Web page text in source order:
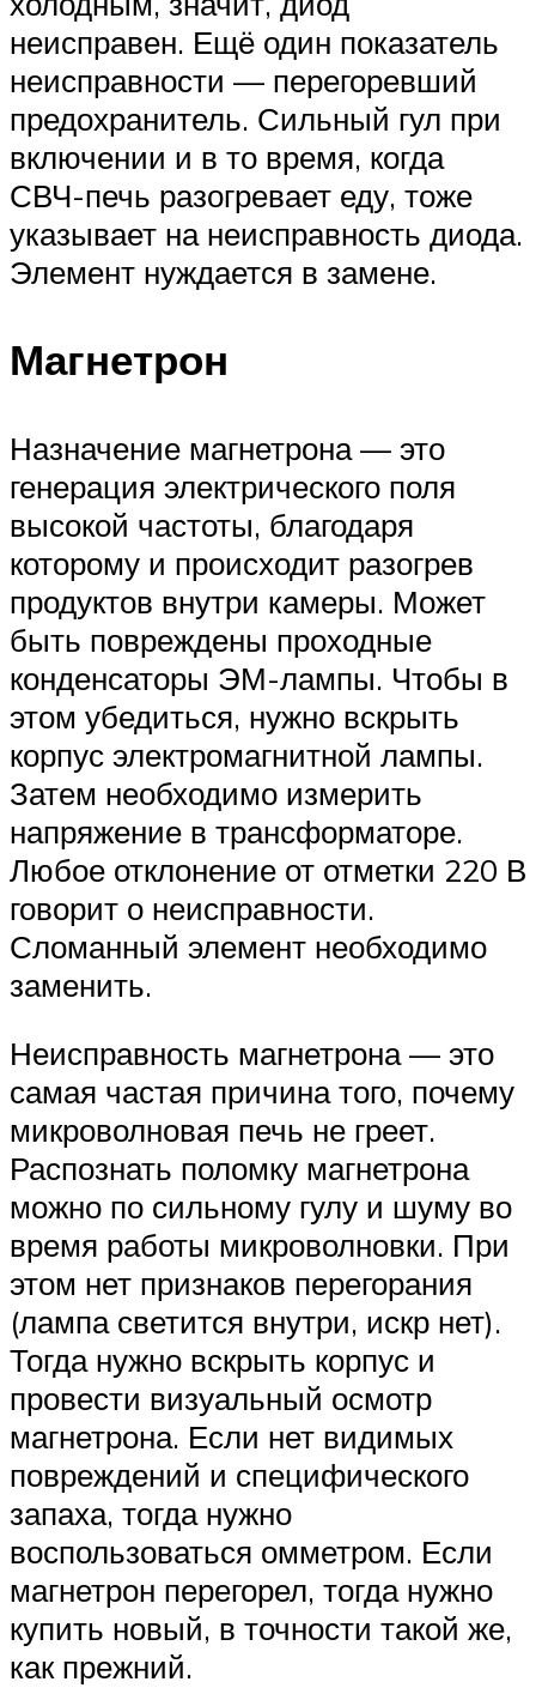
неисправен. Ещё один показатель
неисправности — перегоревший
предохранитель. Сильный гул при
включении и в то время, когда
СВЧ-печь разогревает еду, тоже
указывает на неисправность диода.
Элемент нуждается в замене.
Магнетрон
Назначение магнетрона — это
генерация электрического поля
высокой частоты, благодаря
которому и происходит разогрев
продуктов внутри камеры. Может
быть повреждены проходные
конденсаторы ЭМ-лампы. Чтобы в
этом убедиться, нужно вскрыть
корпус электромагнитной лампы.
Затем необходимо измерить
напряжение в трансформаторе.
Любое отклонение от отметки 220 В
говорит о неисправности.
Сломанный элемент необходимо
заменить.
Неисправность магнетрона — это
самая частая причина того, почему
микроволновая печь не греет.
Распознать поломку магнетрона
можно по сильному гулу и шуму во
время работы микроволновки. При
этом нет признаков перегорания
(лампа светится внутри, искр нет).
Тогда нужно вскрыть корпус и
провести визуальный осмотр
магнетрона. Если нет видимых
повреждений и специфического
запаха, тогда нужно
воспользоваться омметром. Если
магнетрон перегорел, тогда нужно
купить новый, в точности такой же,
как прежний.